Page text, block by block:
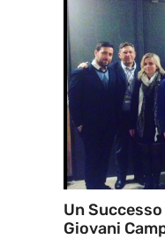
Un
Giovani